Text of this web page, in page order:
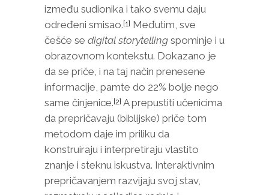
između sudionika i tako svemu daju
određeni smisao.[1] Međutim, sve
češće se digital storytelling spominje i u
obrazovnom kontekstu. Dokazano je
da se priče, i na taj način prenesene
informacije, pamte do 22% bolje nego
same činjenice.[2] A prepustiti učenicima
da prepričavaju (biblijske) priče tom
metodom daje im priliku da
konstruiraju i interpretiraju vlastito
znanje i steknu iskustva. Interaktivnim
prepričavanjem razvijaju svoj stav,